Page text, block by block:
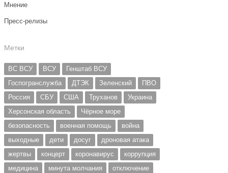
Мнение
Пресс-релизы
Метки
ВС ВСУ ВСУ
Генштаб ВСУ
Госпогранслужба
ДТЭК Зеленский
ПВО
Россия
СБУ США Труханов
Украина
Херсонская область
Чёрное море
безопасность
военная помощь
война
выходные
дети досуг
дроновая атака
жертвы
концерт коронавирус
коррупция
медицина
минута молчания
отключение